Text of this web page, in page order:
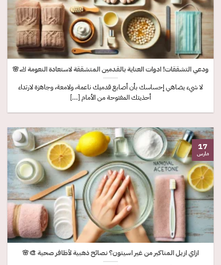
ودعي التشققات! ادوات العناية بالقدمين المتشققة لاستعادة النعومة 🦶🌸
لا شيء يضاهي إحساسك بأن أصابع قدميك ناعمة، ولامعة، وجاهزة لارتداء
أحذيتك المفتوحة من الأمام [...]
ازاي ازيل المناكير من غير اسيتون؟ نصائح ذهبية لأظافر صحية 🎨🌸
17
مارس